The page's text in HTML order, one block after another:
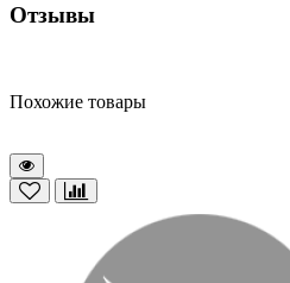
Отзывы
Похожие товары